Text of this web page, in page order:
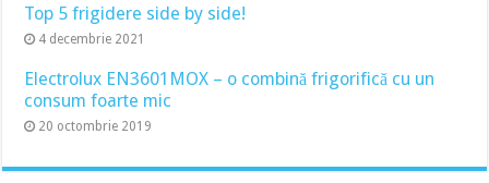
Top 5 frigidere side by side!
4 decembrie 2021
Electrolux EN3601MOX – o combină frigorifică cu un
consum foarte mic
20 octombrie 2019